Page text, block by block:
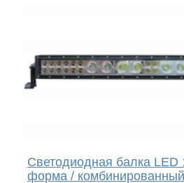
Светодиодная балка LED
форма /